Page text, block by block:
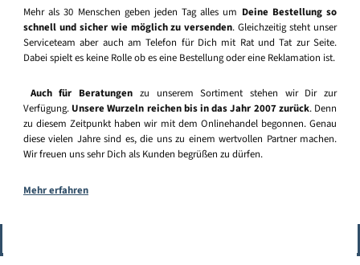
Mehr als 30 Menschen geben jeden Tag alles um Deine Bestellung so
schnell und sicher wie möglich zu versenden. Gleichzeitig steht unser
Serviceteam aber auch am Telefon für Dich mit Rat und Tat zur Seite.
Dabei spielt es keine Rolle ob es eine Bestellung oder eine Reklamation ist.
Auch für Beratungen zu unserem Sortiment stehen wir Dir zur
Verfügung. Unsere Wurzeln reichen bis in das Jahr 2007 zurück. Denn
zu diesem Zeitpunkt haben wir mit dem Onlinehandel begonnen. Genau
diese vielen Jahre sind es, die uns zu einem wertvollen Partner machen.
Wir freuen uns sehr Dich als Kunden begrüßen zu dürfen.
Mehr erfahren